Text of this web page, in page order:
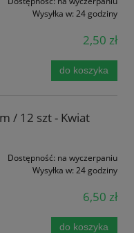
Wysyłka w: 24 godziny
2,50 zł
do koszyka
/ 12 szt - Kwiat
Dostępność: na wyczerpaniu
Wysyłka w: 24 godziny
6,50 zł
do koszyka